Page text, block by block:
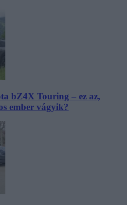
bZ4X Touring – ez az,
ember vágyik?